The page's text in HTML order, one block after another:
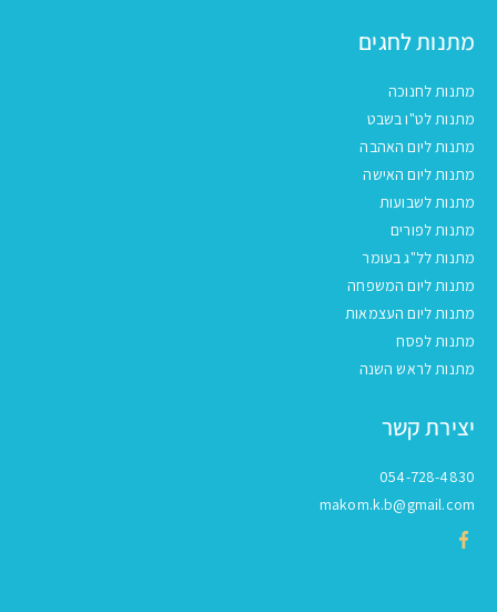
מתנות לחגים
מתנות לחנוכה
מתנות לט"ו בשבט
מתנות ליום האהבה
מתנות ליום האישה
מתנות לשבועות
מתנות לפורים
מתנות לל"ג בעומר
מתנות ליום המשפחה
מתנות ליום העצמאות
מתנות לפסח
מתנות לראש השנה
יצירת קשר
054-728-4830
makom.k.b@gmail.com